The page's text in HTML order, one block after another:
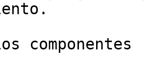
componentes